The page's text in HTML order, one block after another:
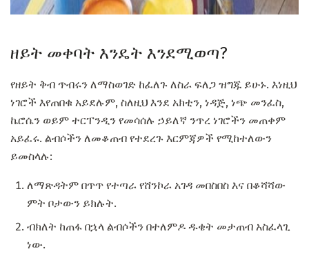
ዘይት መቀባት እንዴት እንደሚወጣ?
የዘይት ቅብ ጥብሩን ለማስወገድ ከፈለጉ ለስራ ፍለጋ ዝግጁ ይሁኑ. እነዚህ
ነገሮች እየጠበቁ አይደሉም, ስለዚህ እንደ አክቲን, ነዳጅ, ነጭ መንፈስ,
ኬሮሴን ወይም ተርፐንዲን የመሳሰሉ ኃይለኛ ንጥረ ነገሮችን መጠቀም
አይፈሩ. ልብሶችን ለመቆጠብ የተደረጉ እርምጃዎች የሚከተለውን
ይመስላሉ:
ለማጽዳትም በጥጥ የተጣራ የሸንኮራ አገዳ መበስበስ እና በቆሻሻው
ምት ቦታውን ይክሉት.
ብክለት ከጠፋ በኋላ ልብሶችን በተለምዶ ዱቄት መታጠብ አስፈላጊ
ነው.